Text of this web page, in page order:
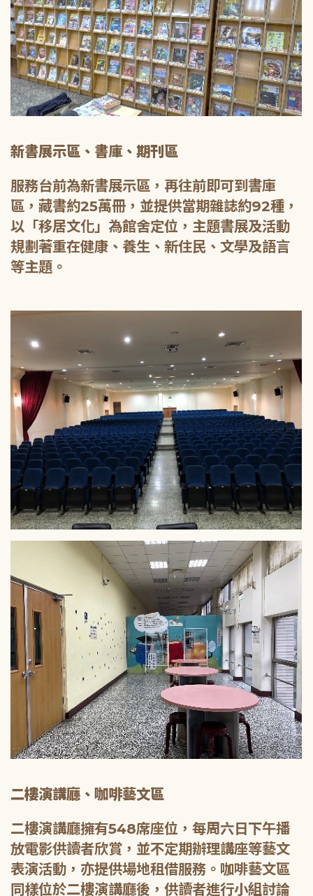
新書展示區、書庫、期刊區
服務台前為新書展示區，再往前即可到書庫
區，藏書約25萬冊，並提供當期雜誌約92種，
以「移居文化」為館舍定位，主題書展及活動
規劃著重在健康、養生、新住民、文學及語言
等主題。
二樓演講廳、咖啡藝文區
二樓演講廳擁有548席座位，每周六日下午播
放電影供讀者欣賞，並不定期辦理講座等藝文
表演活動，亦提供場地租借服務。咖啡藝文區
同樣位於二樓演講廳後，供讀者進行小組討論